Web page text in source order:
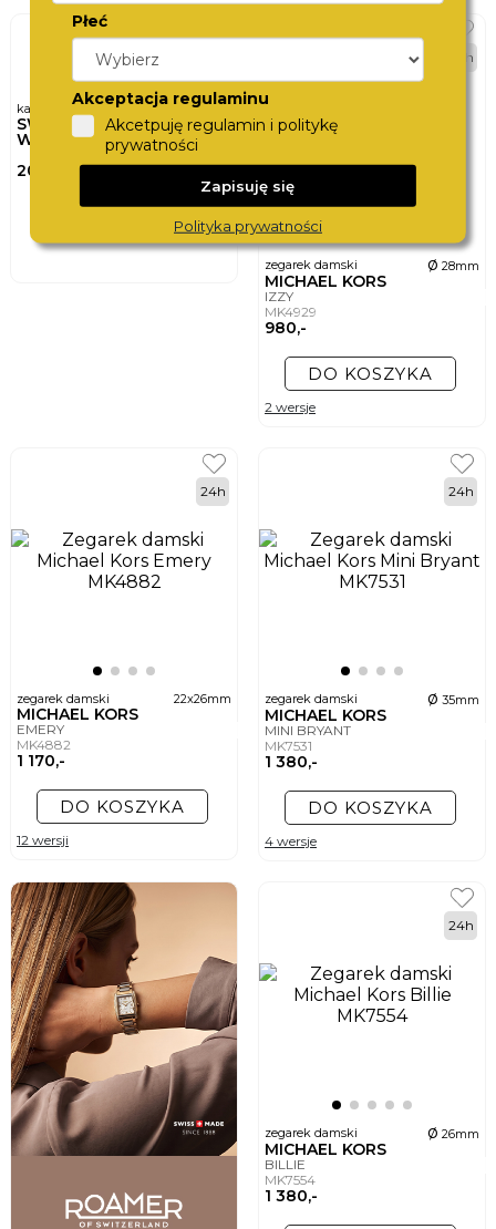
karta podarunkowa
SWISS
WATCHCARD
200,-
zegarek damski ø 28mm
MICHAEL KORS
IZZY
MK4929
980,-
48h
DO KOSZYKA
2 wersje
zegarek damski 22x26mm
MICHAEL KORS
EMERY
MK4882
1 170,-
24h
DO KOSZYKA
12 wersji
zegarek damski ø 35mm
MICHAEL KORS
MINI BRYANT
MK7531
1 380,-
24h
DO KOSZYKA
4 wersje
zegarek damski ø 26mm
MICHAEL KORS
BILLIE
MK7554
1 380,-
24h
Płeć
Akceptacja regulaminu
Akcetpuję regulamin i politykę
prywatności
Zapisuję się
Polityka prywatności